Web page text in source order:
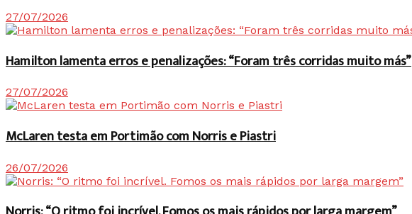
27/07/2026
Hamilton lamenta erros e penalizações: “Foram três corridas muito más”
27/07/2026
McLaren testa em Portimão com Norris e Piastri
26/07/2026